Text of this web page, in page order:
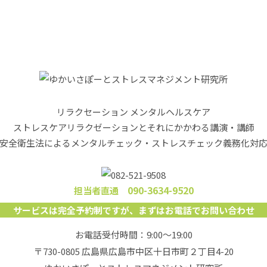
リラクセーション メンタルヘルスケア
ストレスケアリラクゼーションとそれにかかわる講演・講師
全衛生法によるメンタルチェック・ ストレスチェック義務化対
担当者直通 090-3634-9520
サービスは完全予約制ですが、 まずはお電話でお問い合わせ
お電話受付時間：9:00～19:00
〒730-0805 広島県広島市中区十日市町２丁目4-20